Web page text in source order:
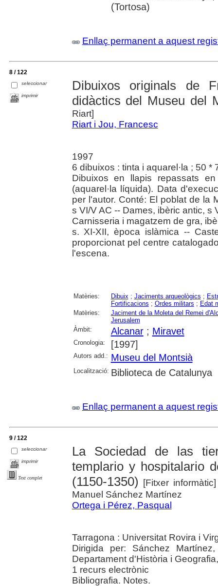
(Tortosa)
Enllaç permanent a aquest
8 / 122
seleccionar
imprimir
Dibuixos originals de
didàctics del Museu del
Riart]
Riart i Jou, Francesc
1997
6 dibuixos : tinta i aquarel·la ; 50 *
Dibuixos en llapis repassats
(aquarel·la líquida). Data
per l'autor. Conté: El poblat de la
s VI/V AC -- Dames, ibèric antic, s
Carnisseria i magatzem de gra,
s. XI-XII, època islàmica --
proporcionat pel centre
l'escena.
Matèries: Dibuix ; Jaciments arqueològics ;
Fortificacions ; Ordes militars ; Edat
Matèries:
Jaciment de la Moleta del Remei
Jerusalem
Àmbit:
Alcanar; Miravet
Cronologia: [1997]
Autors add.: Museu del Montsià
Localització: Biblioteca de Catalunya
Enllaç permanent a aquest
9 / 122
seleccionar
imprimir
Text complet
La Sociedad de las
templario y hospitalario
(1150-1350) [Fitxer
Manuel Sánchez Martínez
Ortega i Pérez, Pasqual
Tarragona : Universitat Rovira i
Dirigida per: Sánchez
Departament d'Història i
1 recurs electrònic
Bibliografia. Notes.